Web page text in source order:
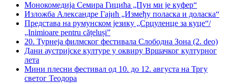
Монокомедија Семира Гицића „Пун ми је куфер“
Изложба Александре Гајић „Између поласка и доласка“
Представа на румунском језику „Срцуленце за куце“/
„Inimioare pentru cățeluși”
20. Турнеја филмског фестивала Слободна Зона (2. deo)
Дани аустријске културе у оквиру Вршачког културног
лета
Мини плесни фестивал од 10. до 12. августа на Тргу
светог Теодора